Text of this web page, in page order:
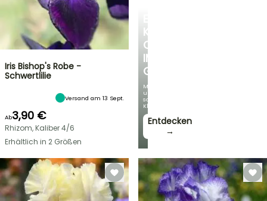
KÜHLE
OASE
IM
GARTEN
Mit
unseren
schönsten
Kletterpflanzen!
Entdecken
→
Iris Bishop's Robe -
Schwertlilie
Versand am 13 Sept.
Ab3,90 €
Rhizom, Kaliber 4/6
Erhältlich in 2 Größen